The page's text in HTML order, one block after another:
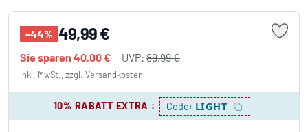
-44% 49,99 €
Sie sparen 40,00 € UVP: 89,99 €
inkl. MwSt., zzgl. Versandkosten
10% RABATT EXTRA : Code: LIGHT